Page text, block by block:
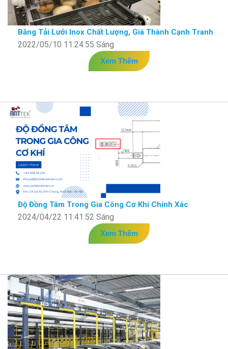
Băng Tải Lưới Inox Chất Lượng, Giá Thành Cạnh Tranh
2022/05/10 11:24:55 Sáng
Xem Thêm
Độ Đồng Tâm Trong Gia Công Cơ Khí Chính Xác
2024/04/22 11:41:52 Sáng
Xem Thêm